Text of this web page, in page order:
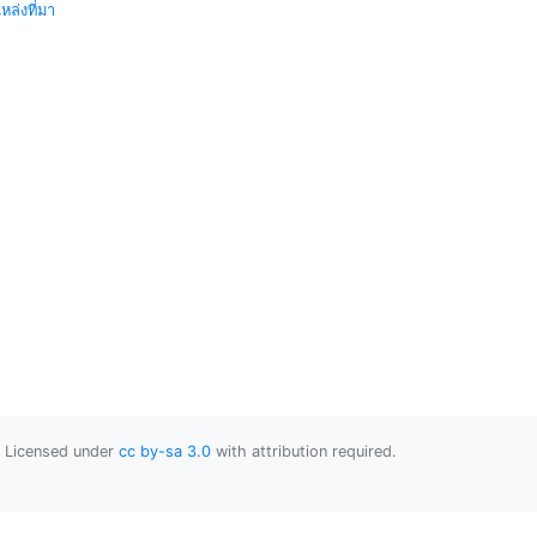
ล่งที่มา
Licensed under cc by-sa 3.0 with attribution required.